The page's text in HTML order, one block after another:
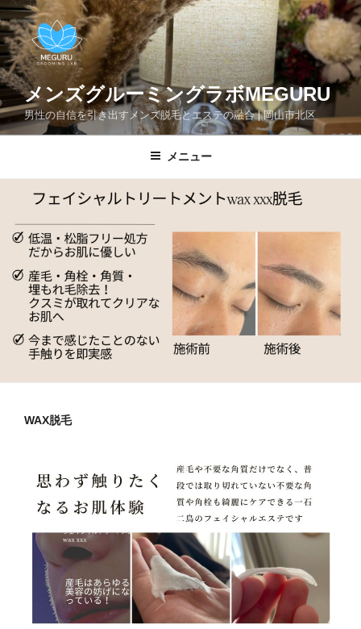
コ
ン
テ
ン
ツ
へ
ス
プ
メンズグルーミングラボMEGURU
男性の自信を引き出すメンズ脱毛とエステの融合❘岡山市北区
メニュー
WAX脱毛